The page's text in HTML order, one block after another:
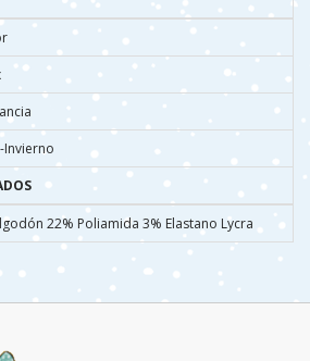
22% Poliamida 3% Elastano Lycra